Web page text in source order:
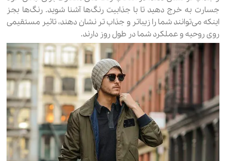
جسارت به خرج دهید تا با جذابیت رنگ‌ها آشنا شوید. رنگ‌ها بجز
اینکه می‌توانند شما را زیباتر و جذاب تر نشان دهند، تاثیر مستقیمی
روی روحیه و عملکرد شما در طول روز دارند.